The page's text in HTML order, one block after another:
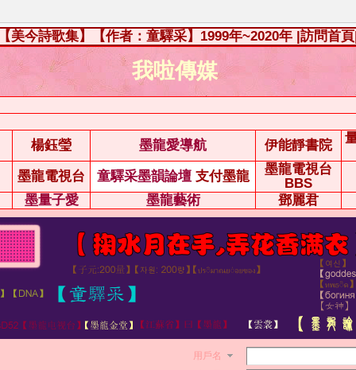
【美今詩歌集】【作者：童驛采】1999年~2020年 |訪問首
我啦傳媒
楊鈺瑩 墨龍愛導航 伊能靜書院
墨龍電視台 童驛采墨韻論壇 支付墨龍
墨龍電視台
BBS
墨量子愛 墨龍藝術 鄧麗君
用戶名